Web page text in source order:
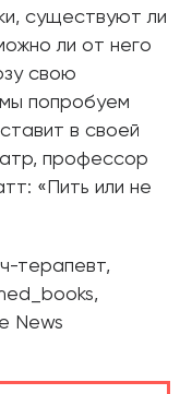
существуют ли
ли от него
свою
попробуем
в своей
профессор
«Пить или не
терапевт,
News